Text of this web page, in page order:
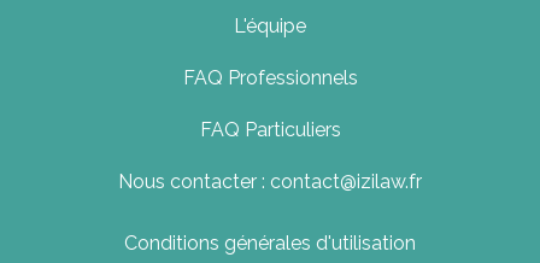
L'équipe
FAQ Professionnels
FAQ Particuliers
Nous contacter : contact@izilaw.fr
Conditions générales d'utilisation